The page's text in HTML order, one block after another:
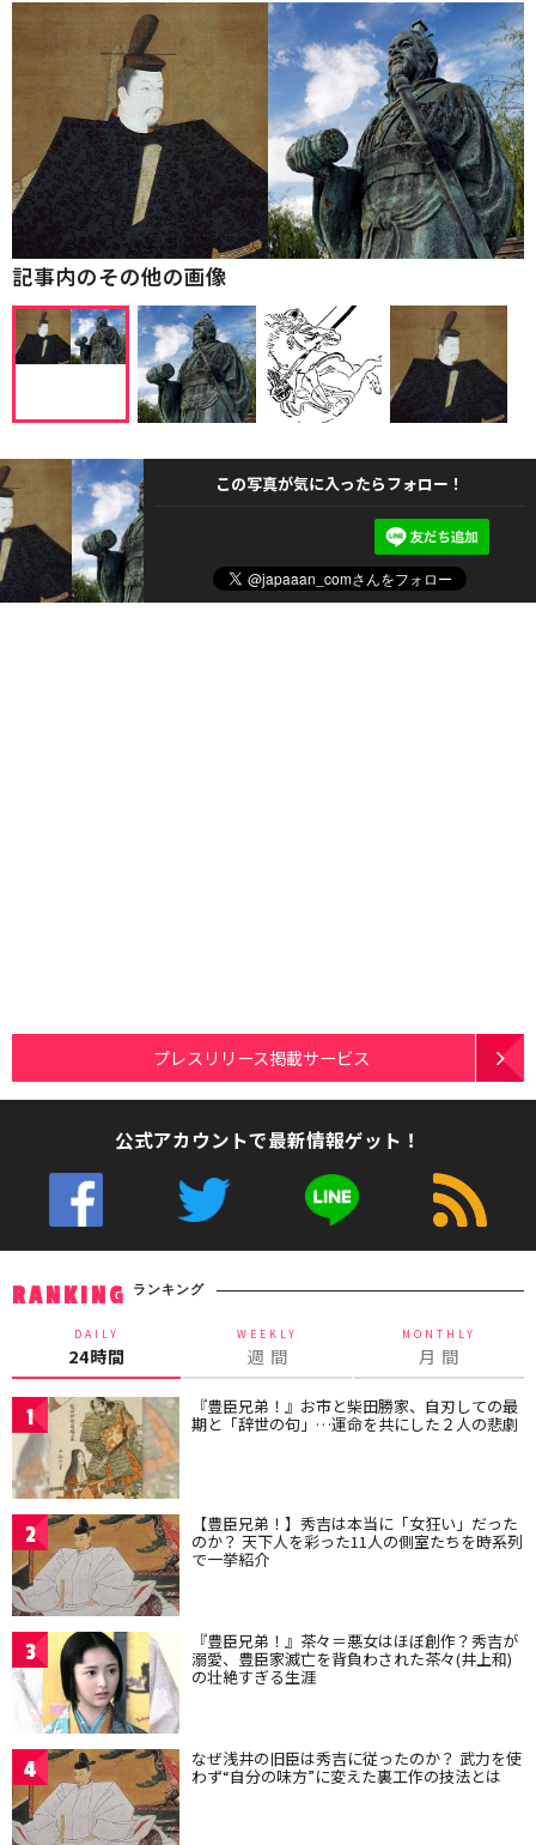
記事内のその他の画像
この写真が気に入ったらフォロー！
プレスリリース掲載サービス
公式アカウントで最新情報ゲット！
RANKING ランキング
DAILY
24時間
WEEKLY
週 間
MONTHLY
月 間
1 『豊臣兄弟！』お市と柴田勝家、自刃しての最
期と「辞世の句」…運命を共にした２人の悲劇
2 【豊臣兄弟！】秀吉は本当に「女狂い」だった
のか？ 天下人を彩った11人の側室たちを時系列
で一挙紹介
3 『豊臣兄弟！』茶々＝悪女はほぼ創作？秀吉が
溺愛、豊臣家滅亡を背負わされた茶々(井上和)
の壮絶すぎる生涯
4 なぜ浅井の旧臣は秀吉に従ったのか？ 武力を使
わず“自分の味方”に変えた裏工作の技法とは